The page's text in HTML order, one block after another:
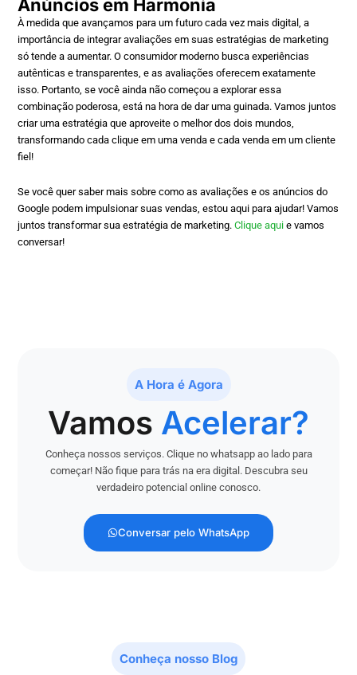
Anúncios em Harmonia
À medida que avançamos para um futuro cada vez mais digital, a
importância de integrar avaliações em suas estratégias de marketing
só tende a aumentar. O consumidor moderno busca experiências
autênticas e transparentes, e as avaliações oferecem exatamente
isso. Portanto, se você ainda não começou a explorar essa
combinação poderosa, está na hora de dar uma guinada. Vamos juntos
criar uma estratégia que aproveite o melhor dos dois mundos,
transformando cada clique em uma venda e cada venda em um cliente
fiel!
Se você quer saber mais sobre como as avaliações e os anúncios do
Google podem impulsionar suas vendas, estou aqui para ajudar! Vamos
juntos transformar sua estratégia de marketing.Clique aqui e vamos
conversar!
A Hora é Agora
Vamos Acelerar?
Conheça nossos serviços. Clique no whatsapp ao lado para
começar! Não fique para trás na era digital. Descubra seu
verdadeiro potencial online conosco.
Conversar pelo WhatsApp
Conheça nosso Blog